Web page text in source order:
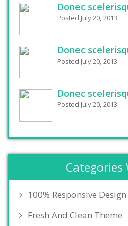
Donec
Posted July 20, 2013
Donec
Posted July 20, 2013
Donec
Posted July 20, 2013
Categories
100% Responsive Design
Fresh And Clean Theme